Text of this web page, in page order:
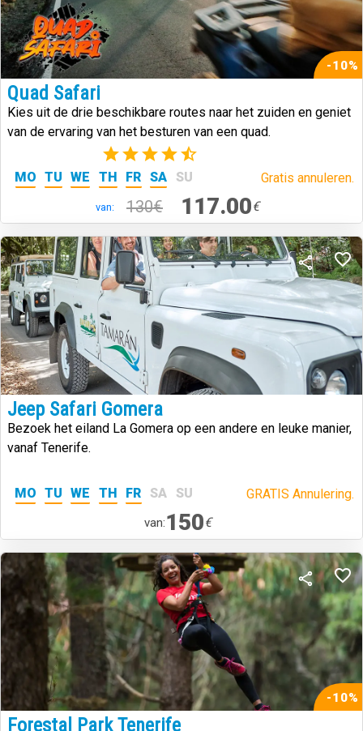
-10%
Quad Safari
Kies uit de drie beschikbare routes naar het zuiden en geniet
van de ervaring van het besturen van een quad.
(3)
MO TU WE TH FR SA SU Gratis annuleren.
van: 130€ 117.00€
Jeep Safari Gomera
Bezoek het eiland La Gomera op een andere en leuke manier,
vanaf Tenerife.
MO TU WE TH FR SA SU GRATIS Annulering.
van:150€
-10%
Forestal Park Tenerife